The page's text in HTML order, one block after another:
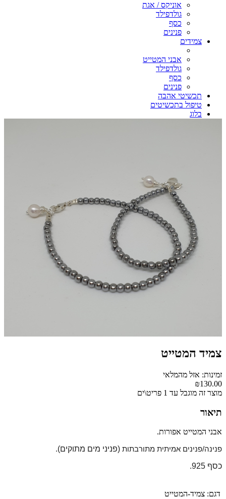
אוניקס / אגת
גולדפילד
כסף
פנינים
צמידים
אבני המטייט
גולדפילד
כסף
פנינים
תכשיטי אהבה
טיפול בתכשיטים
בלוג
צמיד המטייט
זמינות: אזל מהמלאי
₪130.00
מוצר זה מוגבל עד 1 פריט\ים
תיאור
אבני המטייט אפורות.
פנינה/פנינים אמיתית מתורבתות (פניני מים מתוקים).
כסף 925.
דגם: צמיד-המטייט